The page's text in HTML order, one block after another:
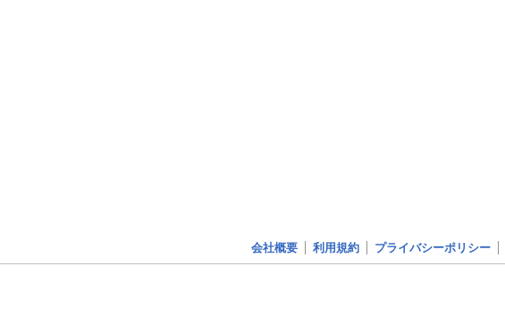
会社概要 利用規約 プライバシーポリシー